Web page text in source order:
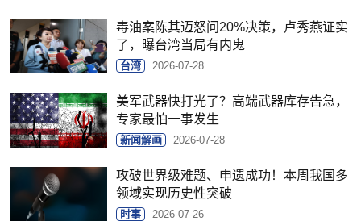
毒油案陈其迈怒问20%决策，卢秀燕证实
了，曝台湾当局有内鬼
台湾 2026-07-28
美军武器快打光了？高端武器库存告急，
专家最怕一事发生
新闻解画 2026-07-28
攻破世界级难题、申遗成功！本周我国多
领域实现历史性突破
时事 2026-07-26